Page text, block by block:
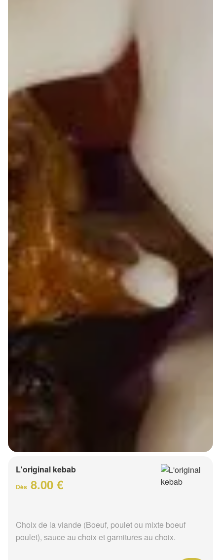
L'original kebab
Dès 8.00 €
Choix de la viande (Boeuf, poulet ou mixte boeuf
poulet), sauce au choix et garnitures au choix.